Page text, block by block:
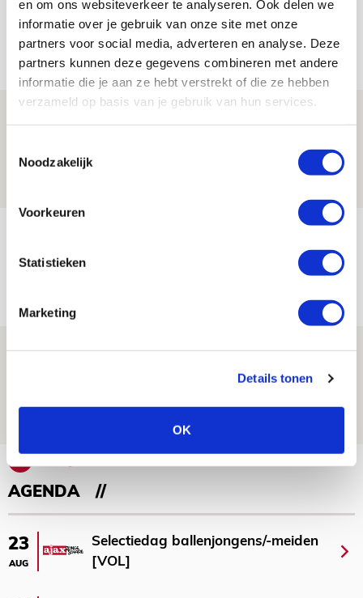
en om ons websiteverkeer te analyseren. Ook delen we
informatie over je gebruik van onze site met onze
partners voor social media, adverteren en analyse. Deze
partners kunnen deze gegevens combineren met andere
informatie die je aan ze hebt verstrekt of die ze hebben
verzameld op basis van je gebruik van hun services.
Noodzakelijk
Voorkeuren
Statistieken
Marketing
Details tonen
OK
Net binnen //
08 AUGUSTUS 2026 - 12:32
jij aan nieuw eredivisieseizoen?
Spelen bij Jong Ajax of Ajax 1? Dat
maakt Abdalla ‘geen reet’ uit
AGENDA
23
AUG
Selectiedag ballenjongens/-meiden
[VOL]